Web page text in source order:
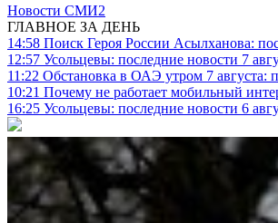
Новости СМИ2
ГЛАВНОЕ ЗА ДЕНЬ
14:58 Поиск Героя России Асылханова:
12:57 Усольцевы: последние новости 7
11:22 Обстановка в ОАЭ утром 7 августа:
10:21 Почему не работает мобильный
16:25 Усольцевы: последние новости 6